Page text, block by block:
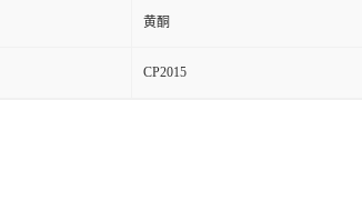
黄酮
CP2015